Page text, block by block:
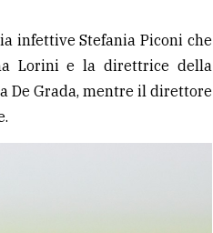
infettive Stefania Piconi che
Lorini e la direttrice della
De Grada, mentre il direttore